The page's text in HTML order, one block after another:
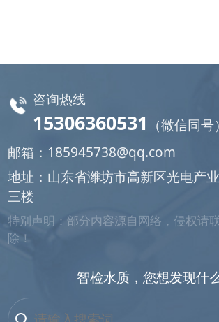
咨询热线
15306360531
（微信同号）
邮箱： 185945738@qq.com
地址：山东省潍坊市高新区光电产
三楼
特别声明：部分内容源自网络，侵权请
除！
智检水质，您想发现什